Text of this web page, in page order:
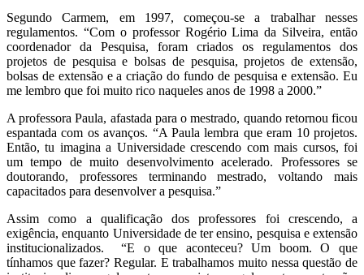
Segundo Carmem, em 1997, começou-se a trabalhar nesses
regulamentos. “Com o professor Rogério Lima da Silveira, então
coordenador da Pesquisa, foram criados os regulamentos dos
projetos de pesquisa e bolsas de pesquisa, projetos de extensão,
bolsas de extensão e a criação do fundo de pesquisa e extensão. Eu
me lembro que foi muito rico naqueles anos de 1998 a 2000.”
A professora Paula, afastada para o mestrado, quando retornou ficou
espantada com os avanços. “A Paula lembra que eram 10 projetos.
Então, tu imagina a Universidade crescendo com mais cursos, foi
um tempo de muito desenvolvimento acelerado. Professores se
doutorando, professores terminando mestrado, voltando mais
capacitados para desenvolver a pesquisa.”
Assim como a qualificação dos professores foi crescendo, a
exigência, enquanto Universidade de ter ensino, pesquisa e extensão
institucionalizados. “E o que aconteceu? Um boom. O que
tínhamos que fazer? Regular. E trabalhamos muito nessa questão de